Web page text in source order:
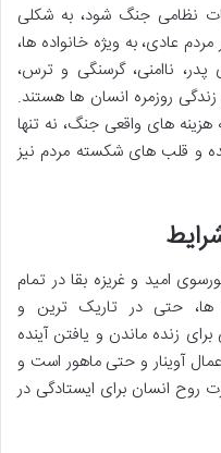
نظامی جنگ شود، به شکلی
عادی، به ویژه خانواده ها،
ناامنی، گرسنگی و ترس،
روزمره انسان ها هستند.
هزینه های واقعی جنگ، نه تنها
و قلب های شکسته مردم نیز
امید و غریزه بقا در تمام
حتی در تاریک ترین و
زنده ماندن و یافتن آینده
آوینار و حتی ماهور است و
روح انسان برای ایستادگی در